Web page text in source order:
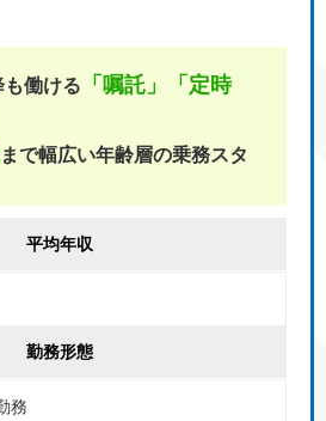
働ける
「嘱託」「定時
まで幅広い年齢層の乗務スタ
平均年収
勤務形態
務